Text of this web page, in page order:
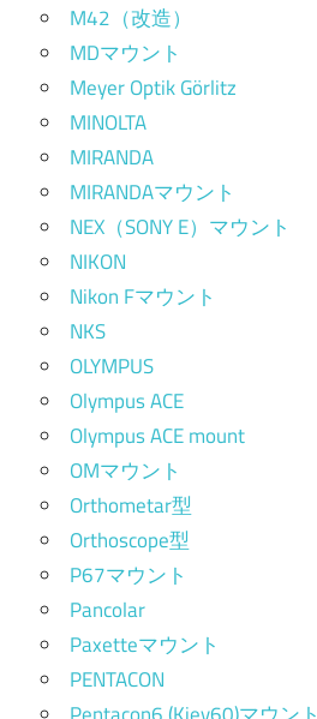
M42（改造）
MDマウント
Meyer Optik Görlitz
MINOLTA
MIRANDA
MIRANDAマウント
NEX（SONY E）マウント
NIKON
Nikon Fマウント
NKS
OLYMPUS
Olympus ACE
Olympus ACE mount
OMマウント
Orthometar型
Orthoscope型
P67マウント
Pancolar
Paxetteマウント
PENTACON